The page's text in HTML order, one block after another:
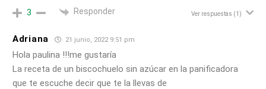
3 Responder Ver respuestas (1)
Adriana 21 junio, 2022 9:51 pm
Hola paulina !!!me gustaría
La receta de un biscochuelo sin azúcar en la panificadora
que te escuche decir que te la llevas de